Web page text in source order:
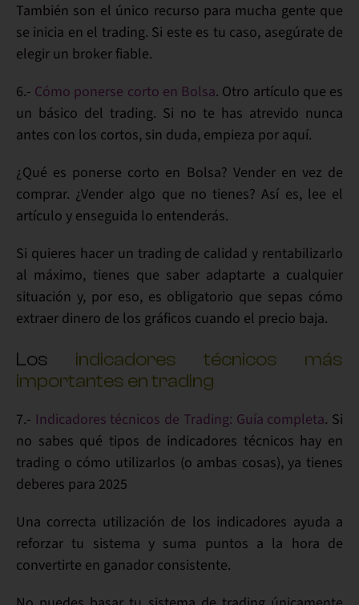
También son el único recurso para mucha gente que
se inicia en el trading. Si este es tu caso, asegúrate de
elegir un broker fiable.
6.- Cómo ponerse corto en Bolsa. Otro artículo que es
un básico del trading. Si no te has atrevido nunca
antes con los cortos, sin duda, empieza por aquí.
¿Qué es ponerse corto en Bolsa? Vender en vez de
comprar. ¿Vender algo que no tienes? Así es, lee el
artículo y enseguida lo entenderás.
Si quieres hacer un trading de calidad y rentabilizarlo
al máximo, tienes que saber adaptarte a cualquier
situación y, por eso, es obligatorio que sepas cómo
extraer dinero de los gráficos cuando el precio baja.
Los indicadores técnicos más
importantes en trading
7.- Indicadores técnicos de Trading: Guía completa. Si
no sabes qué tipos de indicadores técnicos hay en
trading o cómo utilizarlos (o ambas cosas), ya tienes
deberes para 2025
Una correcta utilización de los indicadores ayuda a
reforzar tu sistema y suma puntos a la hora de
convertirte en ganador consistente.